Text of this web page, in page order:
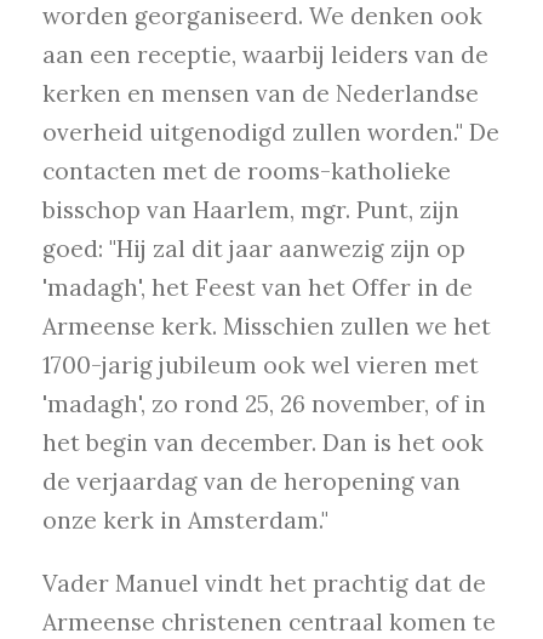
worden georganiseerd. We denken ook
aan een receptie, waarbij leiders van de
kerken en mensen van de Nederlandse
overheid uitgenodigd zullen worden." De
contacten met de rooms-katholieke
bisschop van Haarlem, mgr. Punt, zijn
goed: "Hij zal dit jaar aanwezig zijn op
'madagh', het Feest van het Offer in de
Armeense kerk. Misschien zullen we het
1700-jarig jubileum ook wel vieren met
'madagh', zo rond 25, 26 november, of in
het begin van december. Dan is het ook
de verjaardag van de heropening van
onze kerk in Amsterdam."
Vader Manuel vindt het prachtig dat de
Armeense christenen centraal komen te